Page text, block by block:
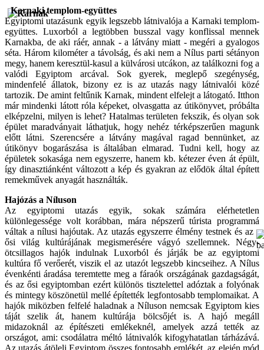
Karnaki templom-együttes
Egyiptomi utazásunk egyik legszebb látnivalója a Karnaki templom-
együttes. Luxorból a legtöbben busszal vagy konflissal mennek
Karnakba, de aki ráér, annak - a látvány miatt - megéri a gyalogos
séta. Három kilométer a távolság, és aki nem a Nílus parti sétányon
megy, hanem keresztül-kasul a külvárosi utcákon, az találkozni fog a
valódi Egyiptom arcával. Sok gyerek, meglepő szegénység,
mindenfelé állatok, bizony ez is az utazás nagy látnivalói közé
tartozik. De amint feltűnik Karnak, mindent elfelejt a látogató. Itthon
már mindenki látott róla képeket, olvasgatta az útikönyvet, próbálta
elképzelni, milyen is lehet? Hatalmas területen fekszik, és olyan sok
épület maradványait láthatjuk, hogy nehéz térképszerűen magunk
előtt látni. Szerencsére a látvány magával ragad bennünket, az
útikönyv bogarászása is általában elmarad. Tudni kell, hogy az
épületek sokasága nem egyszerre, hanem kb. kétezer éven át épült,
így dinasztiánként változott a kép és gyakran az elődök által épített
remekművek anyagát használták.
Hajózás a Níluson
Az egyiptomi utazás egyik, sokak számára elérhetetlen
különlegessége volt korábban, mára népszerű túrista programmá
váltak a nílusi hajóutak. Az utazás egyszerre élmény testnek és az
ősi világ kultúrájának megismerésére vágyó szellemnek. Négy-
ötcsillagos hajók indulnak Luxorból és járják be az egyiptomi
kultúra fő verőerét, viszik el az utazót legszebb kincseihez. A Nílus
évenkénti áradása teremtette meg a fáraók országának gazdagságát,
és az ősi egyiptomban ezért különös tisztelettel adóztak a folyónak
és mintegy köszönetül mellé építették legfontosabb templomaikat. A
hajók miközben felfelé haladnak a Níluson nemcsak Egyiptom kies
táját szelik át, hanem kultúrája bölcsőjét is. A hajó megáll
midazoknál az építészeti emlékeknél, amelyek azzá tették az
országot, ami: csodálatra méltó látnivalók kifogyhatatlan tárházává.
Az utazás átöleli Egyiptom összes fontosabb emlékét, az elején mód